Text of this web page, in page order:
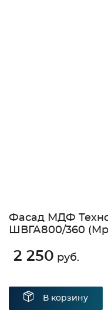
Фасад МДФ
ШВГА800/360
2 250 руб.
В корзину